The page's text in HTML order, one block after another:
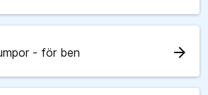
- för ben arrow_forward